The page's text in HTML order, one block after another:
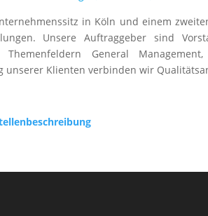
in Köln und einem
Unsere Auftraggeber sind
General
unserer Klienten verbinden wir